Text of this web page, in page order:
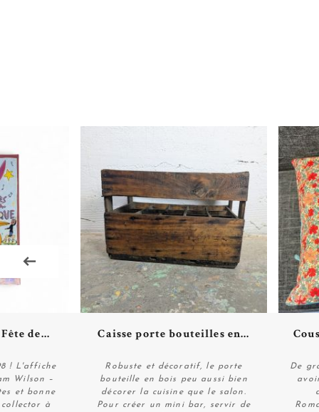
Notre sélection de meubles d'occasion &
vous proposer un catalogue original de
de pépites vintage qui ont tant d'histoires
permettre de meubler et décorer votre
apportant LA touche vintage recherchée.
Déco unique
Pour une déco qui vous ressemble: "
Pas
la plupart ne jure que par les grandes
depuis très loin sur catalogue des
sélectionnons pour vous du mobilier
robustes, bien souvent Made in Franceet
comme ces
tables aux pieds compas ,
Soleil, cefauteuil en rotin, cette Dame-
de...
! L'affiche
Wilson –
et bonne
à
Acheter
Caisse porte bouteilles en...
Robuste et décoratif, le porte
bouteille en bois peu aussi bien
décorer la cuisine que le salon.
Pour créer un mini bar, servir de
De